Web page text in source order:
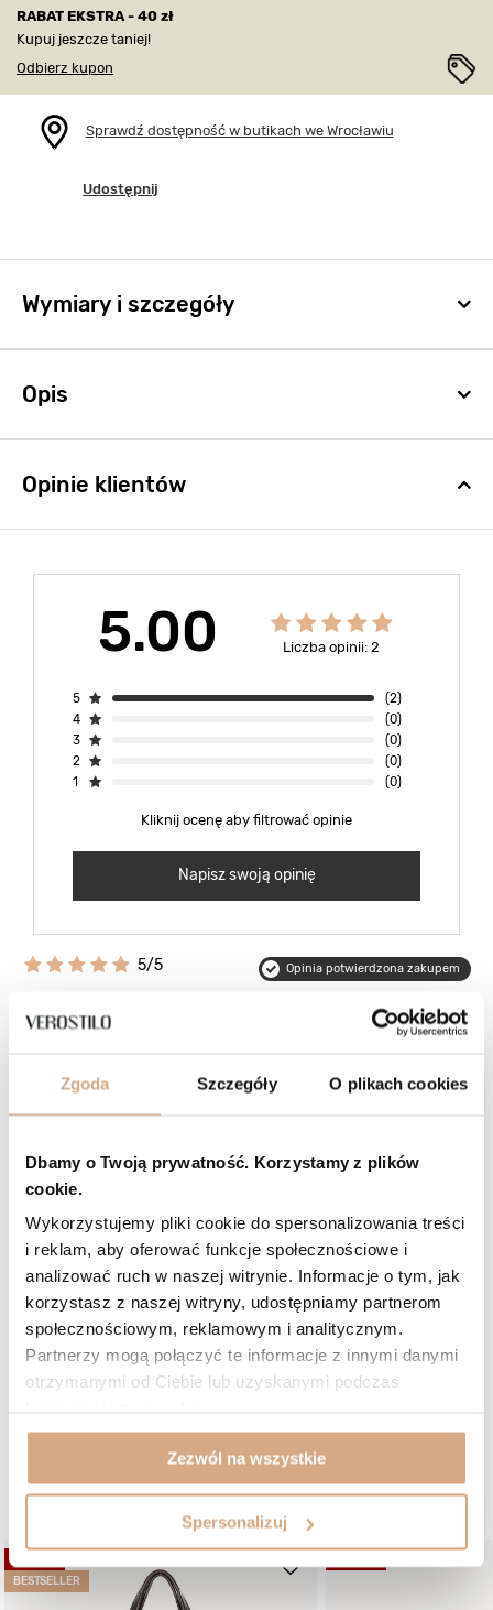
Zgoda Szczegóły O plikach cookies
Dbamy o Twoją prywatność. Korzystamy z plików
cookie.
Wykorzystujemy pliki cookie do spersonalizowania treści
i reklam, aby oferować funkcje społecznościowe i
analizować ruch w naszej witrynie. Informacje o tym, jak
korzystasz z naszej witryny, udostępniamy partnerom
społecznościowym, reklamowym i analitycznym.
Partnerzy mogą połączyć te informacje z innymi danymi
otrzymanymi od Ciebie lub uzyskanymi podczas
Zezwól na wszystkie
Spersonalizuj
RABAT EKSTRA - 40 zł
Kupuj jeszcze taniej!
Odbierz kupon
Sprawdź dostępność w butikach we Wrocławiu
Udostępnij
Wymiary i szczegóły
Opis
Opinie klientów
5.00 Liczba opinii: 2
5
(2)
4
(0)
3
(0)
2
(0)
1
(0)
Kliknij ocenę aby filtrować opinie
Napisz swoją opinię
5/5 Opinia potwierdzona zakupem
2026-04-20
krótsze paseczki. Super świetna, jestem zadowolona :-)
Ilona, Skierniewice
Odcień: beż zamsz 2026-01-31
Torba jest piękna. Idealnie wpasowuje się w mój gust, oczekiwania i
wykonanie. Duża, pojemna, wygodna w noszeniu ze względu na
wiele możliwości; na ramieniu, przez ramię, w ręce. Świetnie
wygląda w kreacji boho ,bez problemu dopasowuje się do innych
stylizacji. Zwraca uwagę oryginalnością. Ideał.
Marzanna, Poznań (Poznań-Grunwald)
W podobnym kolorze:
BESTSELLER